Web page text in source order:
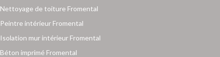
Nettoyage de toiture Fromental
Peintre intérieur Fromental
Isolation mur intérieur Fromental
Béton imprimé Fromental